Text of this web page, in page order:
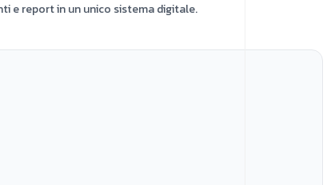
e report in un unico sistema digitale.